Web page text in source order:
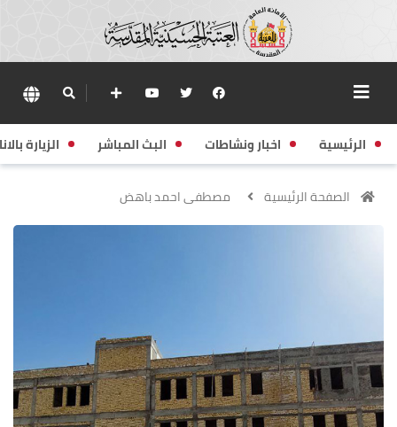
الرئيسية اخبار ونشاطات البث المباشر الزيارة
الصفحة الرئيسية مصطفى احمد باهض